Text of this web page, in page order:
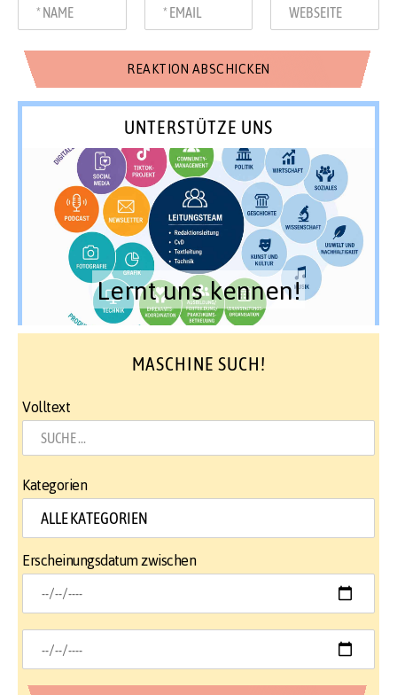
UNTERSTÜTZE UNS
Lernt uns kennen!
MASCHINE SUCH!
Volltext
Kategorien
Erscheinungsdatum zwischen